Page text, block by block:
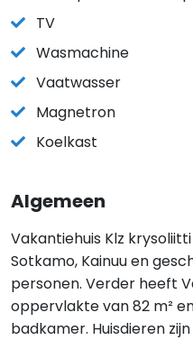
TV
Wasmachine
Vaatwasser
Magnetron
Koelkast
Algemeen
Vakantiehuis Klz
Sotkamo, Kainuu en
personen. Verder heeft
oppervlakte van 82 m²
badkamer. Huisdieren